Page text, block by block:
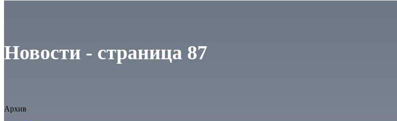
Новости - страница 87
Архив